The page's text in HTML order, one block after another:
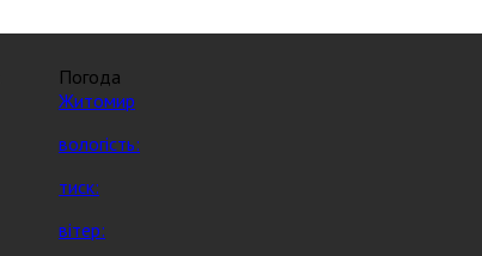
Погода
Житомир
вологість:
тиск:
вітер: